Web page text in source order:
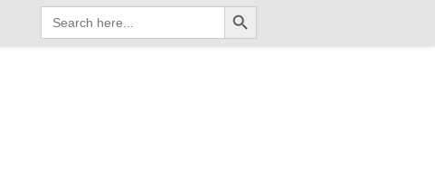
Search
for:
Search Button